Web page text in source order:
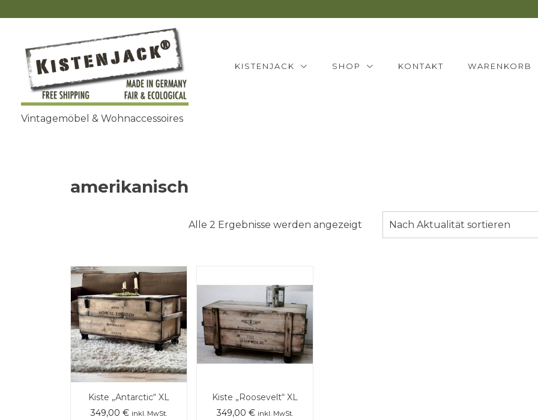
Inhalt
Vintagemöbel & Wohnaccessoires
KISTENJACK SHOP KONTAKT WARENKORB
amerikanisch
Alle 2 Ergebnisse werden angezeigt
Aktualität
Nach Aktualität sortieren
Kiste „Antarctic“ XL
349,00 € inkl. MwSt.
Kiste „Roosevelt“ XL
349,00 € inkl. MwSt.